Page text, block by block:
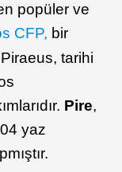
popüler ve
CFP, bir
tarihi
Pire,
yaz